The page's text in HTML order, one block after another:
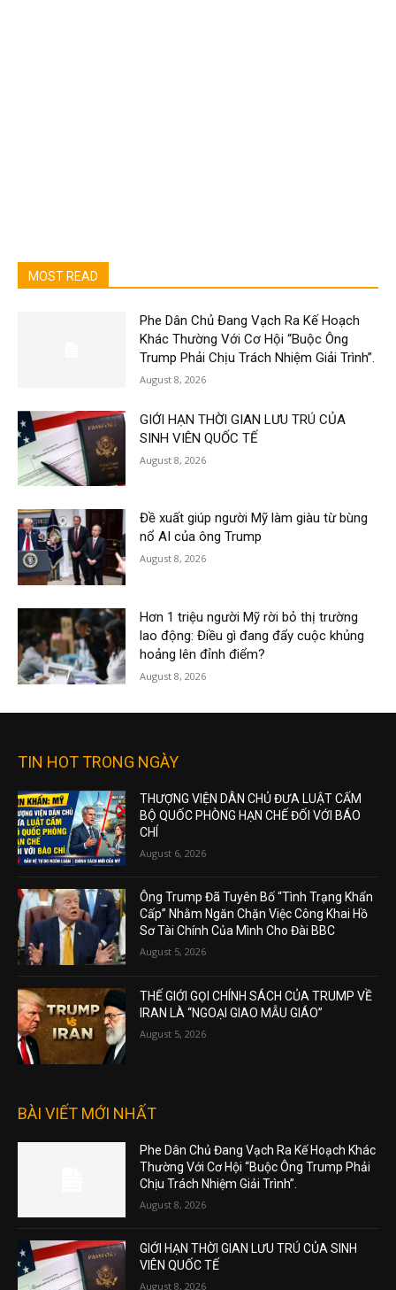
MOST READ
Phe Dân Chủ Đang Vạch Ra Kế Hoạch
Khác Thường Với Cơ Hội “Buộc Ông
Trump Phải Chịu Trách Nhiệm Giải Trình”.
August 8, 2026
GIỚI HẠN THỜI GIAN LƯU TRÚ CỦA
SINH VIÊN QUỐC TẾ
August 8, 2026
Đề xuất giúp người Mỹ làm giàu từ bùng
nổ AI của ông Trump
August 8, 2026
Hơn 1 triệu người Mỹ rời bỏ thị trường
lao động: Điều gì đang đẩy cuộc khủng
hoảng lên đỉnh điểm?
August 8, 2026
TIN HOT TRONG NGÀY
THƯỢNG VIỆN DÂN CHỦ ĐƯA LUẬT CẤM
BỘ QUỐC PHÒNG HẠN CHẾ ĐỐI VỚI BÁO
CHÍ
August 6, 2026
Ông Trump Đã Tuyên Bố “Tình Trạng Khẩn
Cấp” Nhằm Ngăn Chặn Việc Công Khai Hồ
Sơ Tài Chính Của Mình Cho Đài BBC
August 5, 2026
THẾ GIỚI GỌI CHÍNH SÁCH CỦA TRUMP VỀ
IRAN LÀ “NGOẠI GIAO MẪU GIÁO”
August 5, 2026
BÀI VIẾT MỚI NHẤT
Phe Dân Chủ Đang Vạch Ra Kế Hoạch Khác
Thường Với Cơ Hội “Buộc Ông Trump Phải
Chịu Trách Nhiệm Giải Trình”.
August 8, 2026
GIỚI HẠN THỜI GIAN LƯU TRÚ CỦA SINH
VIÊN QUỐC TẾ
August 8, 2026